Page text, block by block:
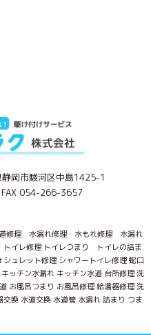
市駿河区中島1425-1
054-266-3657
道修理 水漏れ修理 水もれ修理 水漏れ
イレ修理 トイレつまり トイレの詰ま
ュレット修理 シャワートイレ修理 蛇口
ッチン水漏れ キッチン水道 台所修理 洗
お風呂つまり お風呂修理 給湯器修理 洗
換 水道交換 水道管 水漏れ 詰まり つま